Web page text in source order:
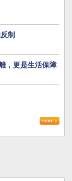
制
，更是生活保障